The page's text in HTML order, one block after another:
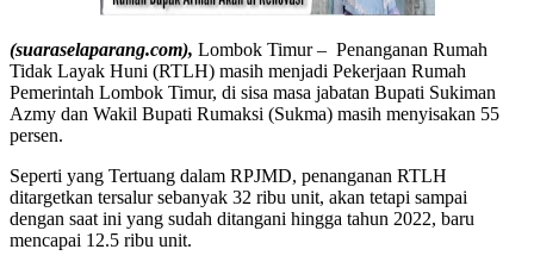
(suaraselaparang.com), Lombok Timur – Penanganan Rumah
Tidak Layak Huni (RTLH) masih menjadi Pekerjaan Rumah
Pemerintah Lombok Timur, di sisa masa jabatan Bupati Sukiman
Azmy dan Wakil Bupati Rumaksi (Sukma) masih menyisakan 55
persen.
Seperti yang Tertuang dalam RPJMD, penanganan RTLH
ditargetkan tersalur sebanyak 32 ribu unit, akan tetapi sampai
dengan saat ini yang sudah ditangani hingga tahun 2022, baru
mencapai 12.5 ribu unit.